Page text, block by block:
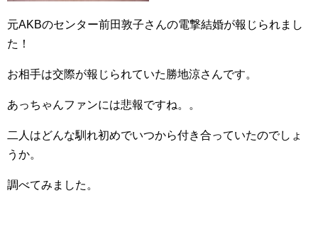
元AKBのセンター前田敦子さんの電撃結婚が報じられまし
た！
お相手は交際が報じられていた勝地涼さんです。
あっちゃんファンには悲報ですね。。
二人はどんな馴れ初めでいつから付き合っていたのでしょ
うか。
調べてみました。